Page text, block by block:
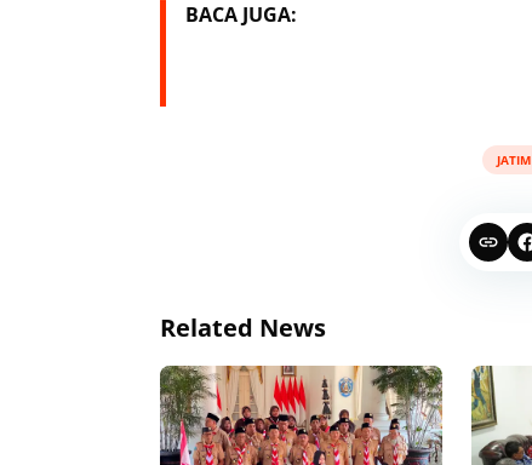
BACA JUGA:
JATIM
Related News